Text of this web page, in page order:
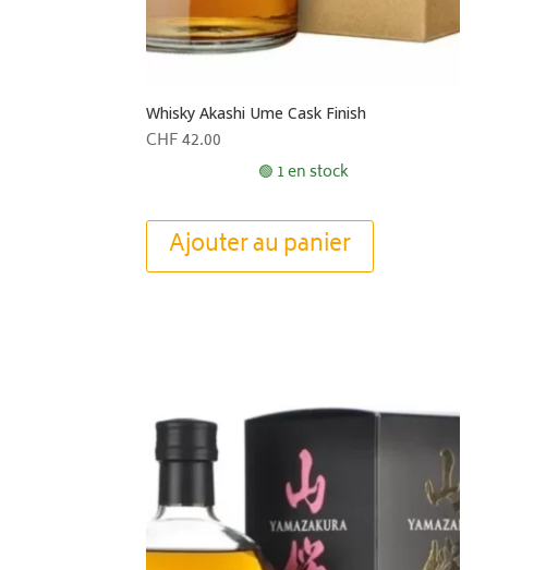
Whisky Akashi Ume Cask Finish
CHF42.00
🟢 1 en stock
Ajouter au panier